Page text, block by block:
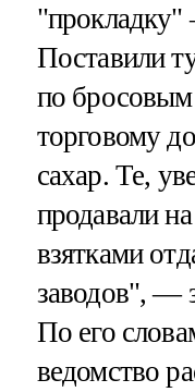
Поставили
по бросовым
торговому
сахар. Те,
продавали
взятками
заводов", —
По его
ведомство